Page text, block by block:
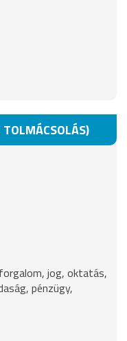
jog, oktatás,
pénzügy,